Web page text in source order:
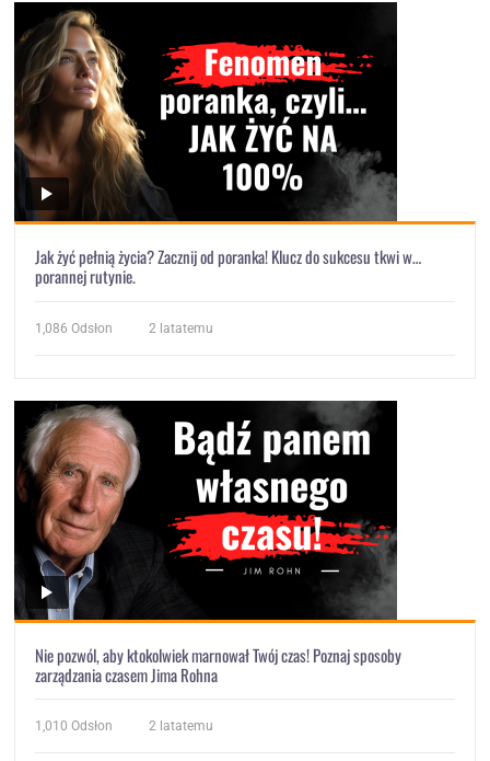
Jak żyć pełnią życia? Zacznij od poranka! Klucz do sukcesu tkwi w…
porannej rutynie.
1,086 Odsłon 2 latatemu
Nie pozwól, aby ktokolwiek marnował Twój czas! Poznaj sposoby
zarządzania czasem Jima Rohna
1,010 Odsłon 2 latatemu